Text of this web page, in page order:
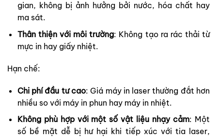
gian, không bị ảnh hưởng bởi nước, hóa chất hay
ma sát.
Thân thiện với môi trường: Không tạo ra rác thải từ
mực in hay giấy nhiệt.
Hạn chế:
Chi phí đầu tư cao: Giá máy in laser thường đắt hơn
nhiều so với máy in phun hay máy in nhiệt.
Không phù hợp với một số vật liệu nhạy cảm: Một
số bề mặt dễ bị hư hại khi tiếp xúc với tia laser,